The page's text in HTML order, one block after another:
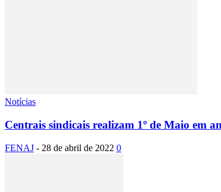
Notícias
Centrais sindicais realizam 1º de Maio em
FENAJ - 28 de abril de 2022 0